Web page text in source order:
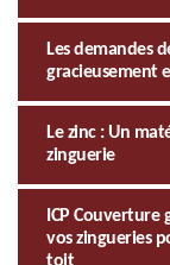
Les demandes
gracieusement
Le zinc : Un
zinguerie
ICP
vos zingueries
toit